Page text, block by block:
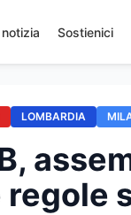
Sostienici
LOMBARDIA
regole